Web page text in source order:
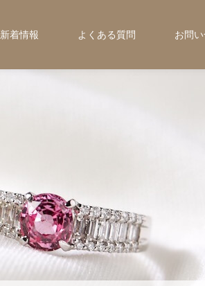
新着情報 よくある質問 お問